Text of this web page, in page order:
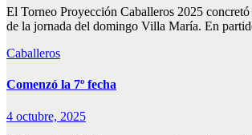
El Torneo Proyección Caballeros 2025 concretó
de la jornada del domingo Villa María. En
Caballeros
Comenzó la 7º fecha
4 octubre, 2025